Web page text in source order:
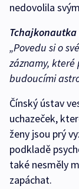
nedovolila
„Povedu si o
záznamy,
budoucími
Čínský ústav
uchazeček,
ženy jsou prý
podkladě
také nesměly
zapáchat.